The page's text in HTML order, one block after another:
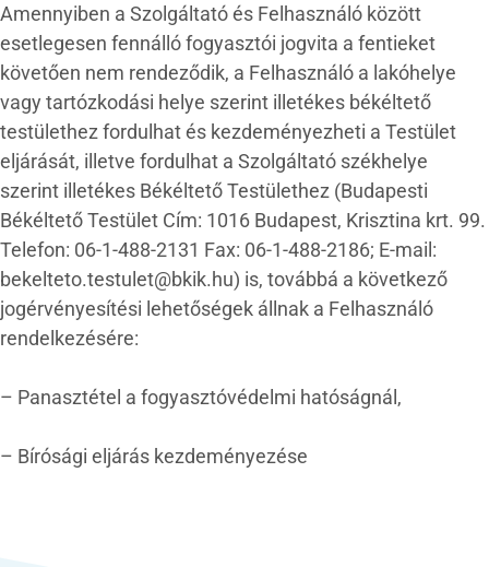
Amennyiben a Szolgáltató és Felhasználó között
esetlegesen fennálló fogyasztói jogvita a fentieket
követően nem rendeződik, a Felhasználó a lakóhelye
vagy tartózkodási helye szerint illetékes békéltető
testülethez fordulhat és kezdeményezheti a Testület
eljárását, illetve fordulhat a Szolgáltató székhelye
szerint illetékes Békéltető Testülethez (Budapesti
Békéltető Testület Cím: 1016 Budapest, Krisztina krt. 99.
Telefon: 06-1-488-2131 Fax: 06-1-488-2186; E-mail:
bekelteto.testulet@bkik.hu) is, továbbá a következő
jogérvényesítési lehetőségek állnak a Felhasználó
rendelkezésére:
– Panasztétel a fogyasztóvédelmi hatóságnál,
– Bírósági eljárás kezdeményezése